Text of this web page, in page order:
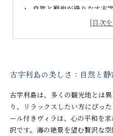
自然と歴史が織りなす古
心と体をリフレッシュす
古字利島の美しさ：自然と
古字利島は、多くの観光地とは
り、リラックスしたい方にぴっ
ール付きヴィラは、心の平和を
択です。海の絶景を望む贅沢な